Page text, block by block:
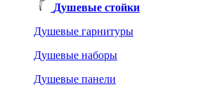
Душевые стойки
Душевые гарнитуры
Душевые наборы
Душевые панели